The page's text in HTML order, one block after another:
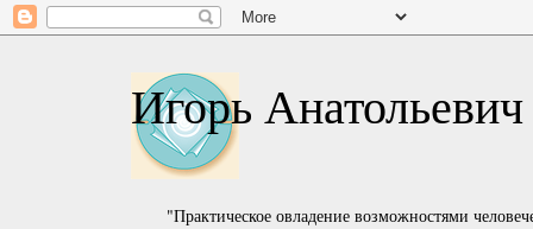
Игорь
"Практическое овладение возможностями